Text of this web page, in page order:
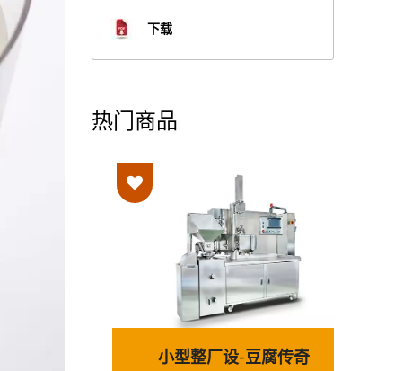
下载
热门商品
小型整厂设-豆腐传奇